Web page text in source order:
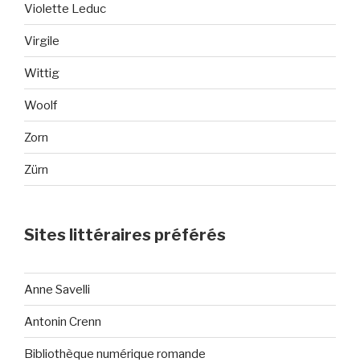
Violette Leduc
Virgile
Wittig
Woolf
Zorn
Zürn
Sites littéraires préférés
Anne Savelli
Antonin Crenn
Bibliothèque numérique romande